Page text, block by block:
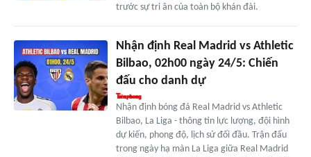
trước sự tri ân của toàn bộ khán đài.
Nhận định Real Madrid vs Athletic
Bilbao, 02h00 ngày 24/5: Chiến
đấu cho danh dự
Nhận định bóng đá Real Madrid vs Athletic
Bilbao, La Liga - thông tin lực lượng, đội hình
dự kiến, phong độ, lịch sử đối đầu. Trận đấu
trong ngày hạ màn La Liga giữa Real Madrid